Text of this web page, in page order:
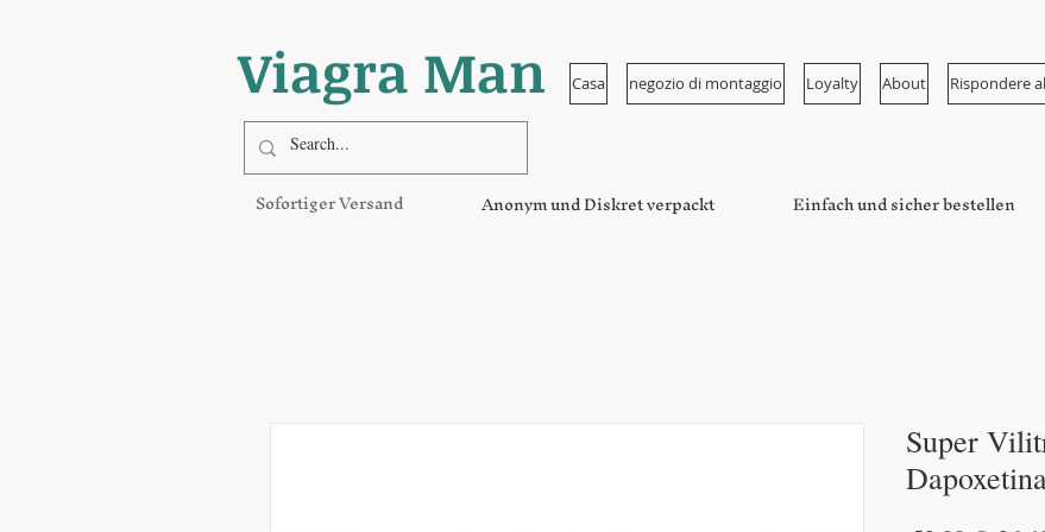
Viagra Man Casa negozio di montaggio Loyalty About Rispondere
Sofortiger Versand Anonym und Diskret verpackt Einfach und sicher bestellen
Super